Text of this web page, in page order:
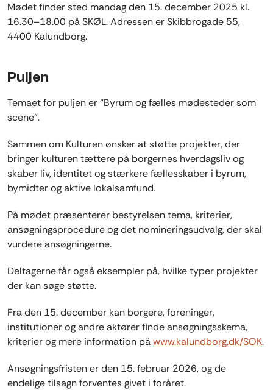
Mødet finder sted mandag den 15. december 2025 kl.
16.30–18.00 på SKØL. Adressen er Skibbrogade 55,
4400 Kalundborg.
Puljen
Temaet for puljen er “Byrum og fælles mødesteder som
scene”.
Sammen om Kulturen ønsker at støtte projekter, der
bringer kulturen tættere på borgernes hverdagsliv og
skaber liv, identitet og stærkere fællesskaber i byrum,
bymidter og aktive lokalsamfund.
På mødet præsenterer bestyrelsen tema, kriterier,
ansøgningsprocedure og det nomineringsudvalg, der skal
vurdere ansøgningerne.
Deltagerne får også eksempler på, hvilke typer projekter
der kan søge støtte.
Fra den 15. december kan borgere, foreninger,
institutioner og andre aktører finde ansøgningsskema,
kriterier og mere information påwww.kalundborg.dk/SOK.
Ansøgningsfristen er den 15. februar 2026, og de
endelige tilsagn forventes givet i foråret.